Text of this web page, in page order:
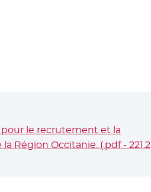
le recrutement et la
Région Occitanie. (.pdf - 221.2